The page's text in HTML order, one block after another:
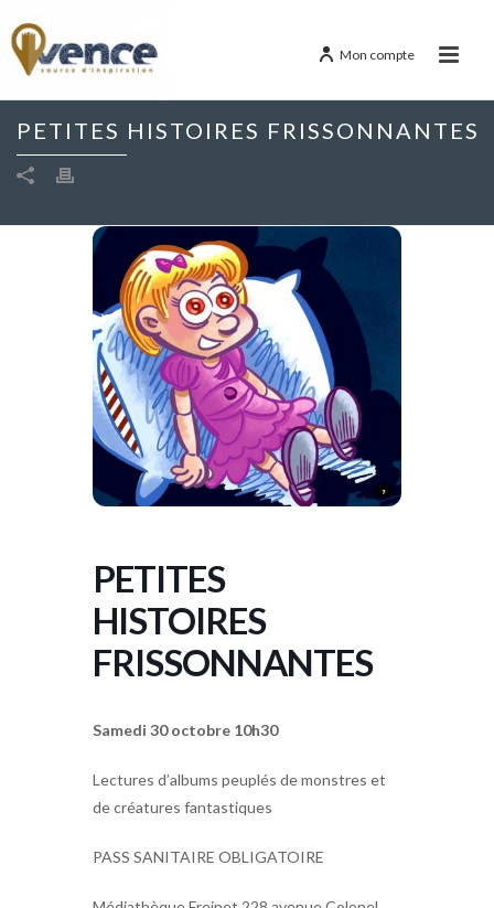
Mon compte
PETITES HISTOIRES FRISSONNANTES
PETITES
HISTOIRES
FRISSONNANTES
Samedi 30 octobre 10h30
Lectures d’albums peuplés de monstres et
de créatures fantastiques
PASS SANITAIRE OBLIGATOIRE